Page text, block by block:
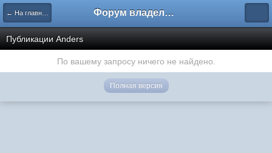
← На главную Форум владельцев интернет-магазинов
Публикации Anders
По вашему запросу ничего не найдено.
Полная версия